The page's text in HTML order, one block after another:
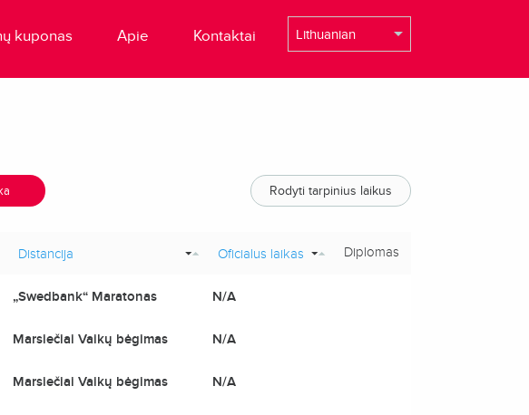
kuponas Apie Kontaktai
Rodyti tarpinius laikus
Distancija Oficialus laikas Diplomas
„Swedbank“ Maratonas N/A
Marsiečiai Vaikų bėgimas N/A
Marsiečiai Vaikų bėgimas N/A